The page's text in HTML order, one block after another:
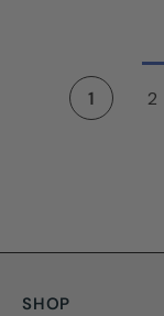
1 2
SHOP